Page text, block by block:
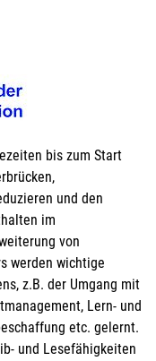
bis zum Start
und den
im
von
werden wichtige
z.B. der Umgang mit
Lern- und
etc. gelernt.
und Lesefähigkeiten